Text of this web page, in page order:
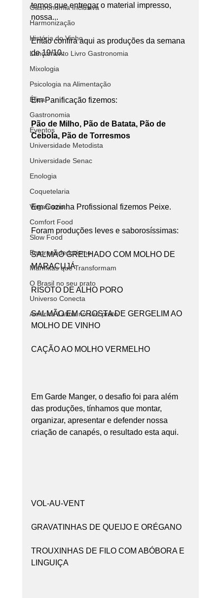
Gastronomia Inclusiva
Harmonização
História do Vinho
Lançamento Livro Gastronomia
Mixologia
Psicologia na Alimentação
Ética
Gastronomia
Eventos
Universidade Metodista
Universidade Senac
Enologia
Coquetelaria
Veganismo
Comfort Food
Slow Food
Empreendedorismo
Marmitas que Transformam
O Brasil no seu prato
Universo Conecta
América Latina no seu prato
temos que entregar o material impresso,
nossa...
Então confira aqui as produções da semana
de 19/10.
Em Panificação fizemos:
Pão de Milho, Pão de Batata, Pão de
Cebola, Pão de Torresmos
Em Cozinha Profissional fizemos Peixe.
Foram produções leves e saborosíssimas:
SALMÃO GRELHADO COM MOLHO DE
MARACUJÁ
RISOTO DE ALHO PORO
SALMÃO EM CROSTA DE GERGELIM AO
MOLHO DE VINHO
CAÇÃO AO MOLHO VERMELHO
Em Garde Manger, o desafio foi para além
das produções, tínhamos que montar,
organizar, apresentar e defender nossa
criação de canapés, o resultado esta aqui.
VOL-AU-VENT
GRAVATINHAS DE QUEIJO E ORÉGANO
TROUXINHAS DE FILO COM ABÓBORA E
LINGUIÇA